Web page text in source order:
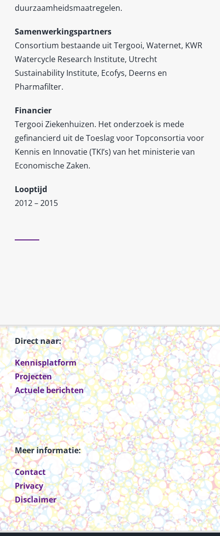
duurzaamheidsmaatregelen.
Samenwerkingspartners
Consortium bestaande uit Tergooi, Waternet, KWR
Watercycle Research Institute, Utrecht
Sustainability Institute, Ecofys, Deerns en
Pharmafilter.
Financier
Tergooi Ziekenhuizen. Het onderzoek is mede
gefinancierd uit de Toeslag voor Topconsortia voor
Kennis en Innovatie (TKI’s) van het ministerie van
Economische Zaken.
Looptijd
2012 – 2015
Direct naar:
Kennisplatform
Projecten
Actuele berichten
Meer informatie:
Contact
Privacy
Disclaimer